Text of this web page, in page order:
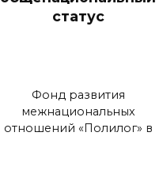
статус
Фонд развития
межнациональных
отношений «Полилог» в